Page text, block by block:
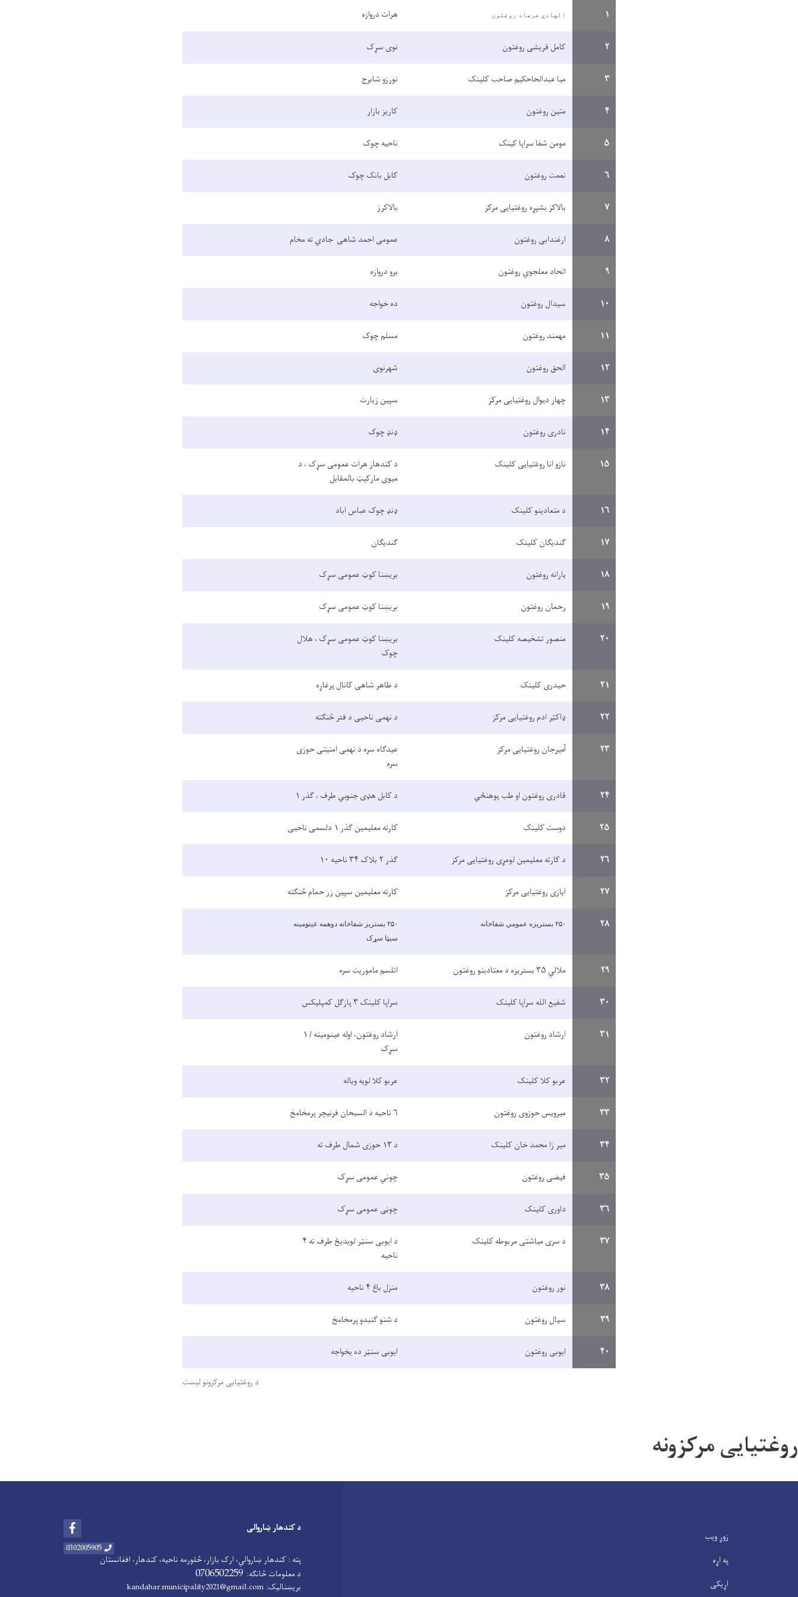
د روغتیایی مرکزونو لیست
۱ الهادي فرهاد روغتون هرات دروازه
۲ کامل قریشی روغتون نوی سړک
۳ میا عبدالحاحکیم صاحب کلینک نورزو شابرج
۴ متین روغتون کاریز بازار
۵ مومن شفا سراپا کینک ناحیه چوک
۶ نعمت روغتون کابل بانک چوک
۷ بالاکز بشپړه روغتیایی مرکز بالاکرز
۸ ارغندابی روغتون عمومی احمد شاهی جادي ته مخام
۹ اتحاد معلجوي روغتون برو دروازه
۱۰ سیدال روغتون ده خواجه
۱۱ مهمند روغتون مسلم چوک
۱۲ الحق روغتون شهرنوی
۱۳ چهار دیوال روغتیایی مرکز سپین زیارت
۱۴ نادری روغتون ډنډ چوک
۱۵ نازو انا روغتیایی کلینک
د کندهار هرات عمومی سړک ، د
میوی مارکیټ بالمقابل
۱۶ د متعادینو کلینک ډنډ چوک عباس اباد
۱۷ ګندیګان کلینک ګندیګان
۱۸ یارانه روغتون بریښنا کوټ عمومی سړک
۱۹ رحمان روغتون بریښنا کوټ عمومی سړک
۲۰ منصور تشخیصه کلینک
بریښنا کوټ عمومی سړک ، هلال
چوک
۲۱ حیدری کلینک د ظاهر شاهی کانال پرغاړه
۲۲ ډاکټر ادم روغتیایی مرکز د نهمی ناحیی د فتر څنګته
۲۳ آمیرجان روغتیایی مرکز
عیدګاه سره د نهمی امنیتی حوزی
سره
۲۴ قادری روغتون او طب پوهنځي د کابل هډی جنوبي طرف ، ګذر ۱
۲۵ دوست کلینک کارته معلیمین ګذر ۱ دلسمی ناحیی
۲۶ د کارته معلیمین لومړی روغتیایی مرکز ګذر ۲ بلاک ۳۴ ناحیه ۱۰
۲۷ ایازی روغتیایی مرکز کارته معلیمین سپین زر حمام څنګته
۲۸ ۲۵۰ بستریزه عمومي شفاخانه ۲۵۰ بستریز شفاخانه دوهمه عینومینه
سیټا سړک
۲۹ ملالي ۳۵ بستریزه د معتادینو روغتون اتلسم ماموریت سره
۳۰ شفیع الله سراپا کلینک سراپا کلینک ۳ پازګل کمپلیکس
۳۱ ارشاد روغتون
ارشاد روغتون، اوله عینومینه / ۱
سړک
۳۲ عربو کلا کلینک عربو کلا لویه ویاله
۳۳ میرویس حوزوی روغتون ۶ ناحیه د السبحان فرنیچر پرمخامخ
۳۴ میر زا محمد خان کلینک د ۱۳ حوزی شمال طرف ته
۳۵ فیضی روغتون چوني عمومی سړک
۳۶ داوری کلینک چوڼی عمومی سړک
۳۷ د سری میاشتی مربوطه کلینک
د ایوبی سنټر لویدیځ طرف ته ۴
ناحیه
۳۸ نور روغتون منزل باغ ۴ ناحیه
۳۹ سیال روغتون د شنو ګنبدو پرمخامخ
۴۰ ایوبی روغتون ایوبی سنټر ده یخواجه
روغتیایی مرکزونه
زوړ ویب
په اړه
اړیکی
د کندهار ښاروالی
0302005905
پته : کندهار ښاروالي، ارک بازار، څلورمه ناحیه، کندهار، افغانستان
د معلومات څانګه: 0706502259
بریښنالیک: kandahar.municipality2021@gmail.com